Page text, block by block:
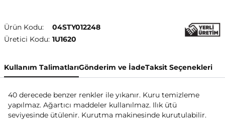
Ürün Kodu:
04STY012248
Üretici Kodu: 1U1620
Kullanım TalimatlarıGönderim ve İadeTaksit Seçenekleri
40 derecede benzer renkler ile yıkanır. Kuru temizleme
yapılmaz. Ağartıcı maddeler kullanılmaz. Ilık ütü
seviyesinde ütülenir. Kurutma makinesinde kurutulabilir.